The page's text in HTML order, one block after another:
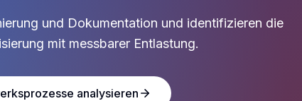
und Dokumentation und identifizieren die
mit messbarer Entlastung.
analysieren